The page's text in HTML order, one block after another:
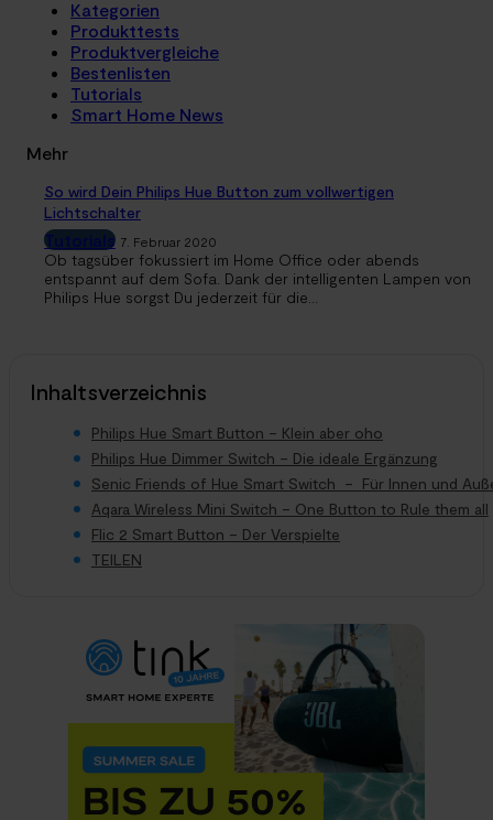
Kategorien
Produkttests
Produktvergleiche
Bestenlisten
Tutorials
Smart Home News
Mehr
So wird Dein Philips Hue Button zum vollwertigen
Lichtschalter
Tutorials 7. Februar 2020
Ob tagsüber fokussiert im Home Office oder abends
entspannt auf dem Sofa. Dank der intelligenten Lampen von
Philips Hue sorgst Du jederzeit für die...
Inhaltsverzeichnis
Philips Hue Smart Button – Klein aber oho
Philips Hue Dimmer Switch – Die ideale Ergänzung
Senic Friends of Hue Smart Switch – Für Innen und
Aqara Wireless Mini Switch – One Button to Rule them all
Flic 2 Smart Button – Der Verspielte
TEILEN